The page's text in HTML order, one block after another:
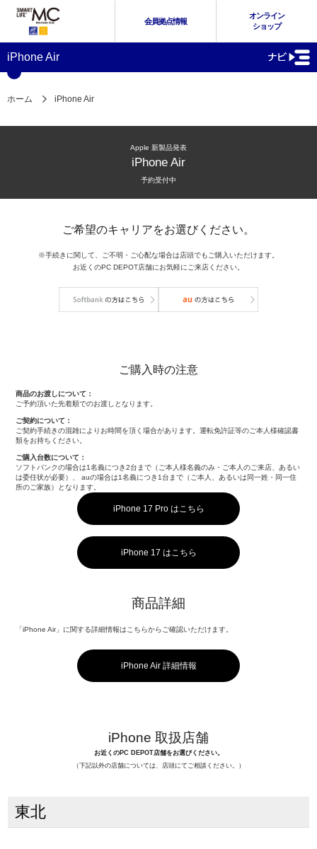
会員拠点情報
オンライン
ショップ
iPhone Air
ホーム iPhone Air
Apple 新製品発表
iPhone Air
予約受付中
ご希望のキャリアをお選びください。
※手続きに関して、ご不明・ご心配な場合は店頭でもご購入いただけます。
お近くのPC DEPOT店舗にお気軽にご来店ください。
ご購入時の注意
商品のお渡しについて：
ご予約頂いた先着順でのお渡しとなります。
ご契約について：
ご契約手続きの混雑によりお時間を頂く場合があります。運転免許証等のご本人様確認書
類をお持ちください。
ご購入台数について：
ソフトバンクの場合は1名義につき2台まで（ご本人様名義のみ・ご本人のご来店、あるい
は委任状が必要）、 auの場合は1名義につき1台まで（ご本人、あるいは同一姓・同一住
所のご家族）となります。
iPhone 17 Pro はこちら
iPhone 17 はこちら
商品詳細
「iPhone Air」に関する詳細情報はこちらからご確認いただけます。
iPhone Air 詳細情報
iPhone 取扱店舗
お近くのPC DEPOT店舗をお選びください。
（下記以外の店舗については、店頭にてご相談ください。）
東北